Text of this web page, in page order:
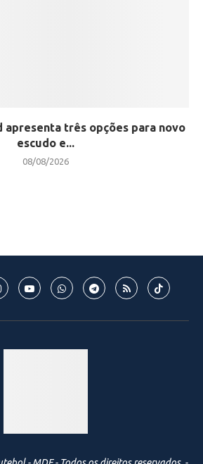
apresenta três opções para novo
escudo e...
08/08/2026